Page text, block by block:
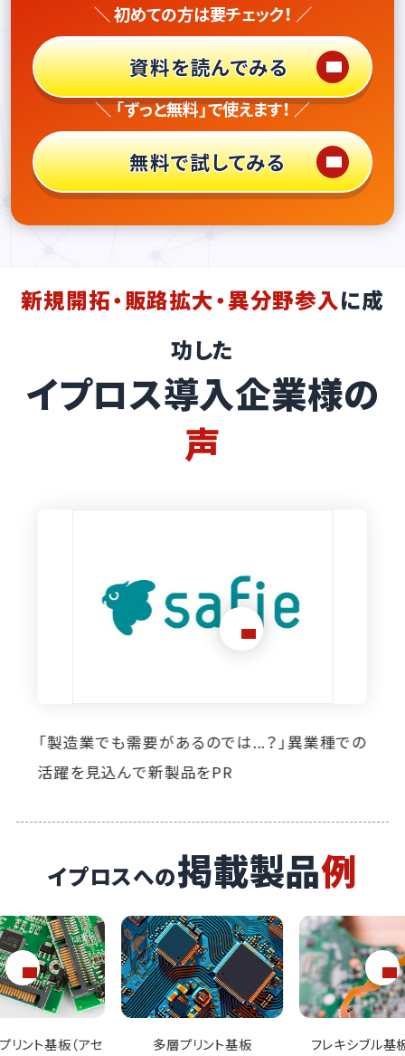
＼ 初めての方は要チェック！ ／
資料を読んでみる
＼ 「ずっと無料」で使えます！ ／
無料で試してみる
新規開拓・販路拡大・異分野参入に成
功した
イプロス導入企業様の
声
想定外のニーズ発掘に寄与。イプロス掲載に
り自社製品の活躍の場が広がっています
イプロスへの掲載製品例
多層プリント基板 フレキシブル基板（FPC） リジッド